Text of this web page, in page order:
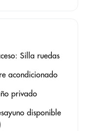
Silla ruedas
acondicionado
privado
disponible